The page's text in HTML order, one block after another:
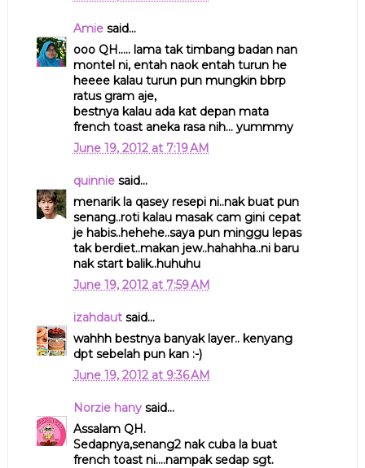
Amiesaid...
ooo QH..... lama tak timbang badan nan
montel ni, entah naok entah turun he
heeee kalau turun pun mungkin bbrp
ratus gram aje,
bestnya kalau ada kat depan mata
french toast aneka rasa nih... yummmy
June 19, 2012 at 7:19 AM
quinniesaid...
menarik la qasey resepi ni..nak buat pun
senang..roti kalau masak cam gini cepat
je habis..hehehe..saya pun minggu lepas
tak berdiet..makan jew..hahahha..ni baru
nak start balik..huhuhu
June 19, 2012 at 7:59 AM
izahdautsaid...
wahhh bestnya banyak layer.. kenyang
dpt sebelah pun kan :-)
June 19, 2012 at 9:36 AM
Norzie hanysaid...
Assalam QH.
Sedapnya,senang2 nak cuba la buat
french toast ni....nampak sedap sgt.